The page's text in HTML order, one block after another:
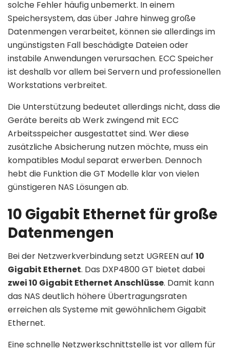
solche Fehler häufig unbemerkt. In einem
Speichersystem, das über Jahre hinweg große
Datenmengen verarbeitet, können sie allerdings im
ungünstigsten Fall beschädigte Dateien oder
instabile Anwendungen verursachen. ECC Speicher
ist deshalb vor allem bei Servern und professionellen
Workstations verbreitet.
Die Unterstützung bedeutet allerdings nicht, dass die
Geräte bereits ab Werk zwingend mit ECC
Arbeitsspeicher ausgestattet sind. Wer diese
zusätzliche Absicherung nutzen möchte, muss ein
kompatibles Modul separat erwerben. Dennoch
hebt die Funktion die GT Modelle klar von vielen
günstigeren NAS Lösungen ab.
10 Gigabit Ethernet für große
Datenmengen
Bei der Netzwerkverbindung setzt UGREEN auf 10
Gigabit Ethernet. Das DXP4800 GT bietet dabei
zwei 10 Gigabit Ethernet Anschlüsse. Damit kann
das NAS deutlich höhere Übertragungsraten
erreichen als Systeme mit gewöhnlichem Gigabit
Ethernet.
Eine schnelle Netzwerkschnittstelle ist vor allem für